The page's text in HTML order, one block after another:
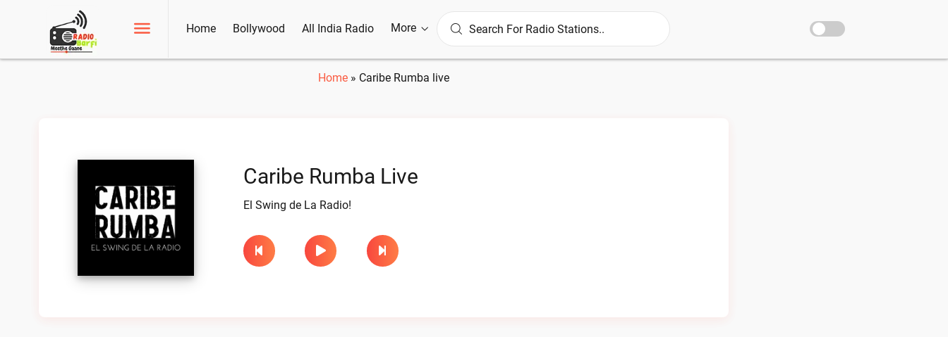
Home Bollywood All India Radio More
Home » Caribe Rumba live
Caribe Rumba Live
El Swing de La Radio!